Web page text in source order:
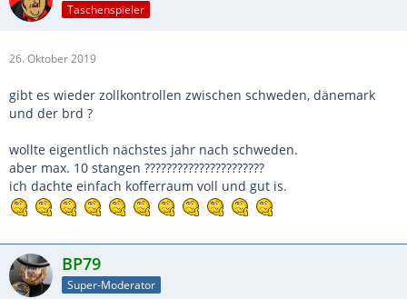
Taschenspieler
26. Oktober 2019
gibt es wieder zollkontrollen zwischen schweden, dänemark
und der brd ?
wollte eigentlich nächstes jahr nach schweden.
aber max. 10 stangen ??????????????????????
ich dachte einfach kofferraum voll und gut is.
BP79
Super-Moderator